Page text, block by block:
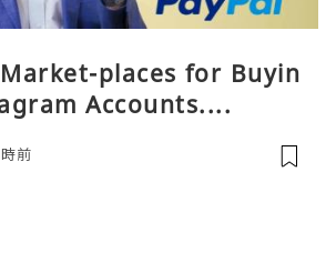
places for Buyin
Accounts....
前